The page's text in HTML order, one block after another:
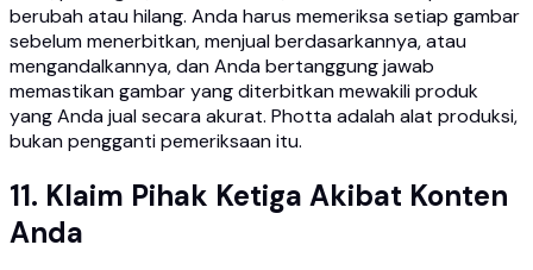
berubah atau hilang. Anda harus memeriksa setiap gambar
sebelum menerbitkan, menjual berdasarkannya, atau
mengandalkannya, dan Anda bertanggung jawab
memastikan gambar yang diterbitkan mewakili produk
yang Anda jual secara akurat. Photta adalah alat produksi,
bukan pengganti pemeriksaan itu.
11. Klaim Pihak Ketiga Akibat Konten
Anda